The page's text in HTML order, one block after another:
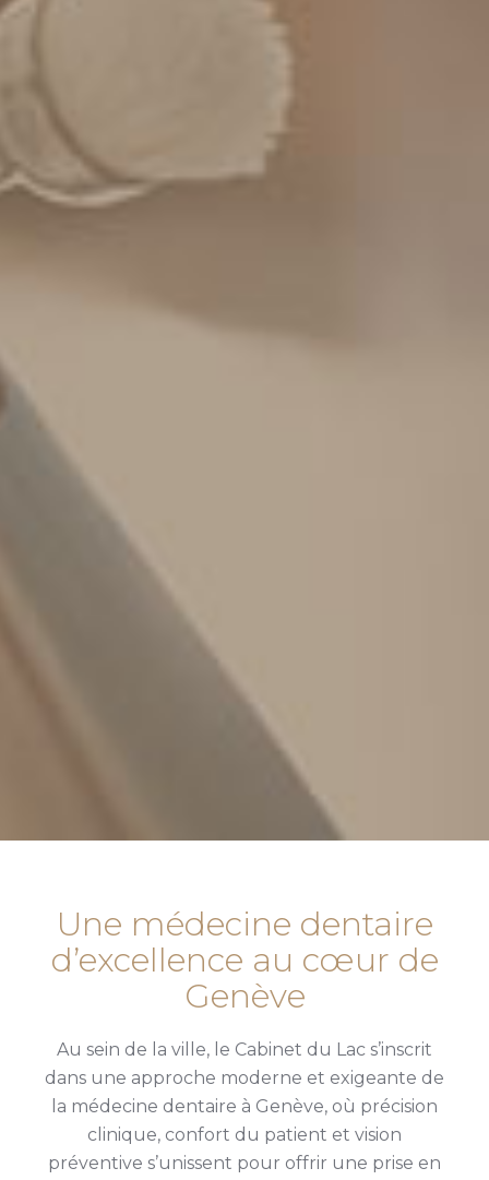
Une médecine dentaire
d’excellence au cœur de
Genève
Au sein de la ville, le Cabinet du Lac s’inscrit
dans une approche moderne et exigeante de
la médecine dentaire à Genève, où précision
clinique, confort du patient et vision
préventive s’unissent pour offrir une prise en